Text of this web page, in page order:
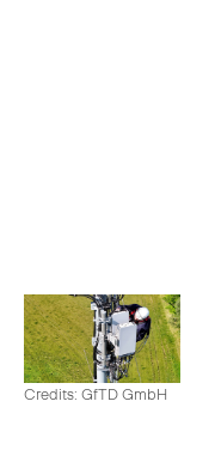
Credits: GfTD GmbH